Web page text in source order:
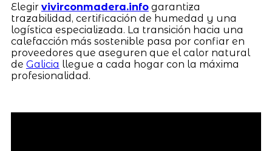
Elegir vivirconmadera.infogarantiza
trazabilidad, certificación de humedad y una
logística especializada. La transición hacia una
calefacción más sostenible pasa por confiar en
proveedores que aseguren que el calor natural
de Galicia llegue a cada hogar con la máxima
profesionalidad.